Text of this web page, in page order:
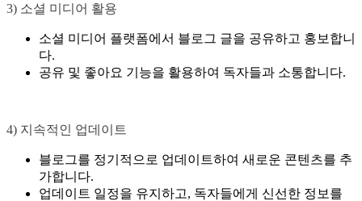
3) 소셜 미디어 활용
소셜 미디어 플랫폼에서 블로그 글을 공유하고 홍보합니
다.
공유 및 좋아요 기능을 활용하여 독자들과 소통합니다.
4) 지속적인 업데이트
블로그를 정기적으로 업데이트하여 새로운 콘텐츠를 추
가합니다.
업데이트 일정을 유지하고, 독자들에게 신선한 정보를